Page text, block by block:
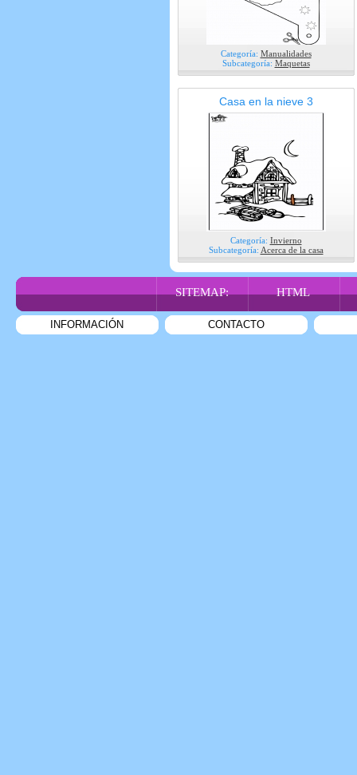
Categoría: Manualidades
Subcategoría: Maquetas
Casa en la nieve 3
Categoría: Invierno
Subcategoría: Acerca de la casa
SITEMAP: HTML
INFORMACIÓN CONTACTO